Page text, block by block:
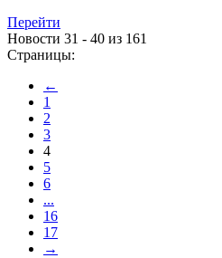
Перейти
Новости 31 - 40 из 161
Страницы:
←
1
2
3
4
5
6
...
16
17
→